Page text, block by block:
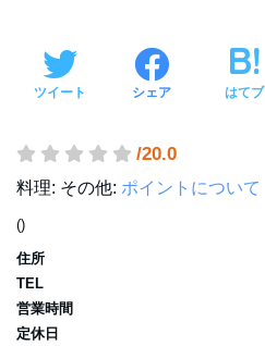
ツイート シェア はてブ
/20.0
料理: その他: ポイントについて
()
住所
TEL
営業時間
定休日